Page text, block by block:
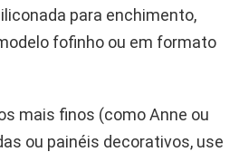
para enchimento,
fofinho ou em formato
mais finos (como Anne ou
ou painéis decorativos, use